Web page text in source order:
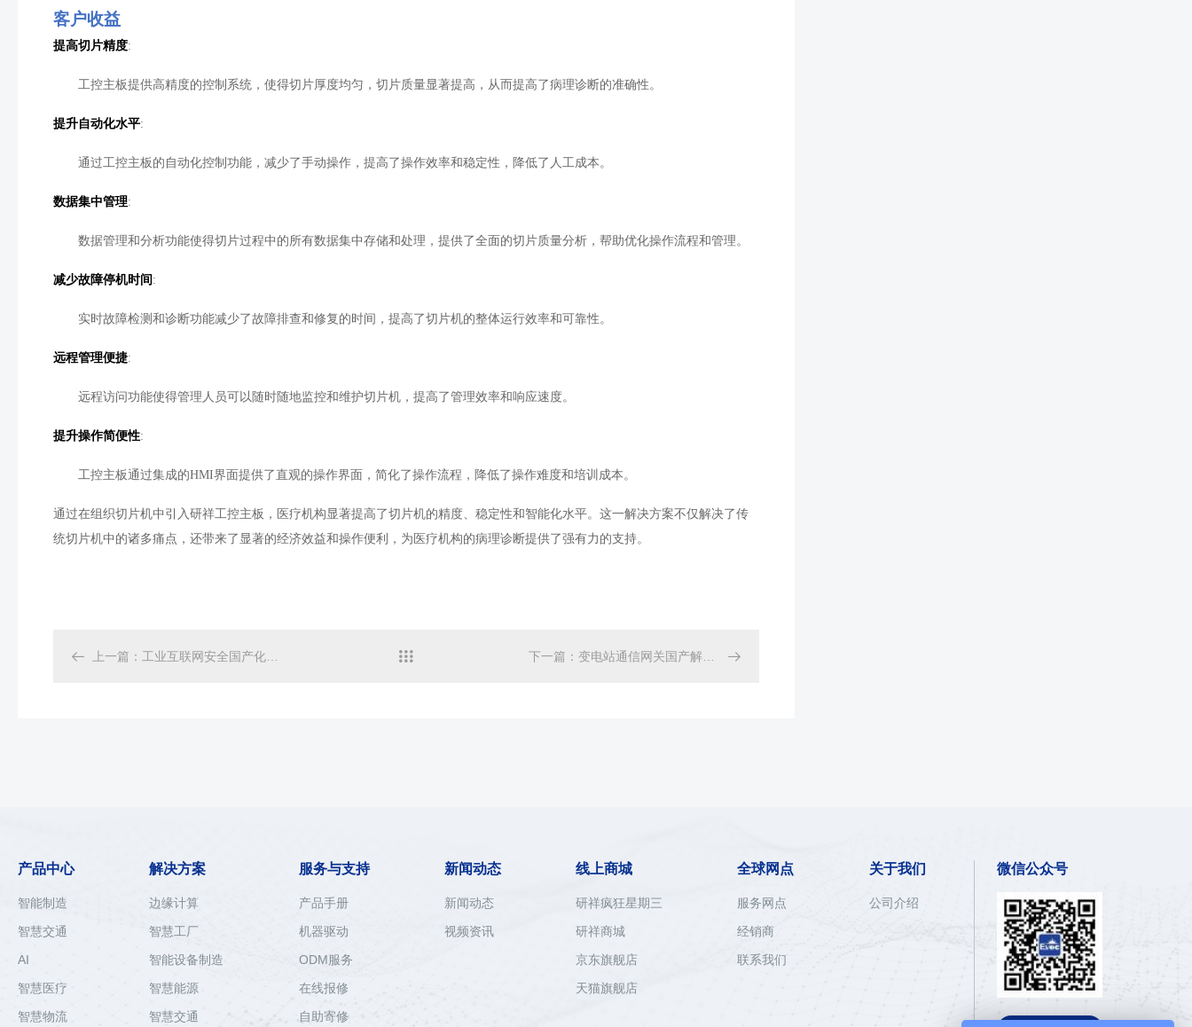
客户收益
提高切片精度:
工控主板提供高精度的控制系统，使得切片厚度均匀，切片质量显著提高，从而提高了病理诊断的准确性。
提升自动化水平:
通过工控主板的自动化控制功能，减少了手动操作，提高了操作效率和稳定性，降低了人工成本。
数据集中管理:
数据管理和分析功能使得切片过程中的所有数据集中存储和处理，提供了全面的切片质量分析，帮助优化操作流程和管理。
减少故障停机时间 :
实时故障检测和诊断功能减少了故障排查和修复的时间，提高了切片机的整体运行效率和可靠性。
远程管理便捷:
远程访问功能使得管理人员可以随时随地监控和维护切片机，提高了管理效率和响应速度。
提升操作简便性:
工控主板通过集成的HMI界面提供了直观的操作界面，简化了操作流程，降低了操作难度和培训成本。
通过在组织切片机中引入研祥工控主板，医疗机构显著提高了切片机的精度、稳定性和智能化水平。这一解决方案不仅解决了传
统切片机中的诸多痛点，还带来了显著的经济效益和操作便利，为医疗机构的病理诊断提供了强有力的支持。
 上一篇 ：  下一篇 ： 变电站通信网关国产解决方案 
产品中心
智能制造
智慧交通
AI
智慧医疗
智慧物流
解决方案
边缘计算
智慧工厂
智能设备制造
智慧能源
智慧交通
服务与支持
产品手册
机器驱动
ODM服务
在线报修
自助寄修
新闻动态
新闻动态
视频资讯
线上商城
研祥疯狂星期三
研祥商城
京东旗舰店
天猫旗舰店
全球网点
服务网点
经销商
联系我们
关于我们
公司介绍
微信公众号